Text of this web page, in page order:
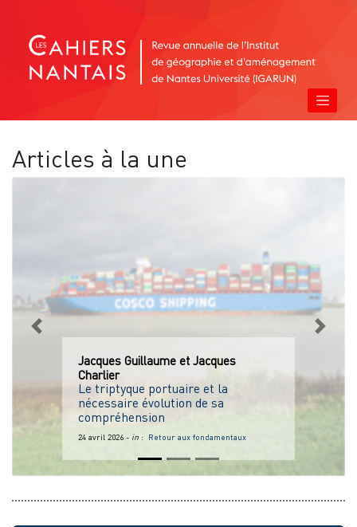
Articles à la une
Jacques Guillaumeet Jacques
Charlier
Le triptyque portuaire et la
nécessaire évolution de sa
compréhension
24 avril 2026 - in: Retour aux fondamentaux
Previous Next